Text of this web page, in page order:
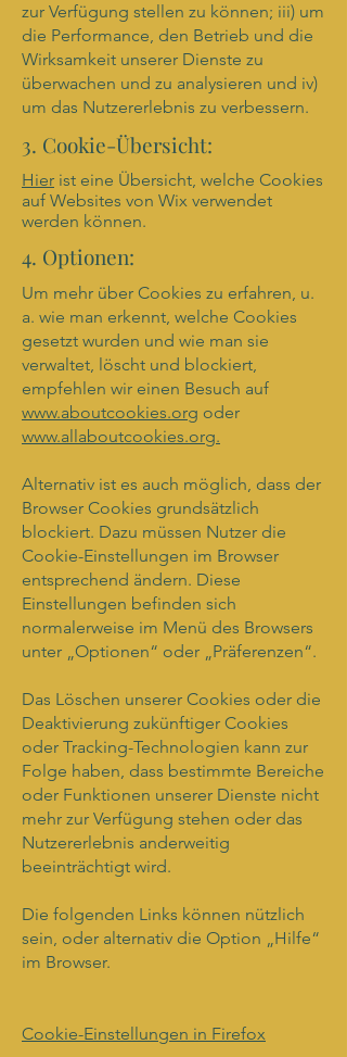
zur Verfügung stellen zu können; iii) um
die Performance, den Betrieb und die
Wirksamkeit unserer Dienste zu
überwachen und zu analysieren und iv)
um das Nutzererlebnis zu verbessern.
3. Cookie-Übersicht:
Hier ist eine Übersicht, welche Cookies
auf Websites von Wix verwendet
werden können.
4. Optionen:
Um mehr über Cookies zu erfahren, u.
a. wie man erkennt, welche Cookies
gesetzt wurden und wie man sie
verwaltet, löscht und blockiert,
empfehlen wir einen Besuch auf
www.aboutcookies.org oder
www.allaboutcookies.org.
Alternativ ist es auch möglich, dass der
Browser Cookies grundsätzlich
blockiert. Dazu müssen Nutzer die
Cookie-Einstellungen im Browser
entsprechend ändern. Diese
Einstellungen befinden sich
normalerweise im Menü des Browsers
unter „Optionen“ oder „Präferenzen“.
Das Löschen unserer Cookies oder die
Deaktivierung zukünftiger Cookies
oder Tracking-Technologien kann zur
Folge haben, dass bestimmte Bereiche
oder Funktionen unserer Dienste nicht
mehr zur Verfügung stehen oder das
Nutzererlebnis anderweitig
beeinträchtigt wird.
Die folgenden Links können nützlich
sein, oder alternativ die Option „Hilfe“
im Browser.
Cookie-Einstellungen in Firefox